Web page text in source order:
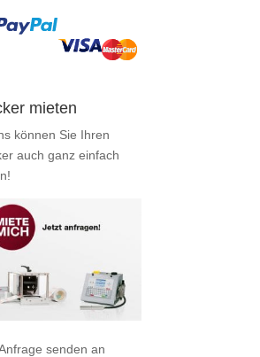
mieten
können Sie Ihren
auch ganz einfach
!
senden an